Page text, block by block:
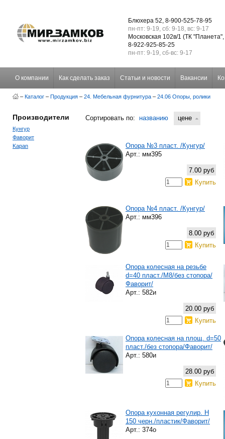
Блюхера 52, 8-900-525-78-95
пн-пт: 9-19, сб: 9-18, вс: 9-17
Московская 102в/1 (ТК
8-922-925-85-25
пн-пт: 9-19, сб-вс: 9-17
О компании Как сделать заказ Статьи и новости Вакансии
– Каталог – Продукция – 24. Мебельная фурнитура – 24.06 Опоры, ролики
Производители
Кунгур
Фаворит
Kapan
Сортировать по: названию цене
Опора №3 пласт. /Кунгур/
Арт.: мм395
7.00 руб
Купить
Опора №4 пласт. /Кунгур/
Арт.: мм396
8.00 руб
Купить
Опора колесная на резьбе
d=40 пласт./М8/без стопора/
Фаворит/
Арт.: 582и
20.00 руб
Купить
Опора колесная на площ. d=50
пласт./без стопора/Фаворит/
Арт.: 580и
28.00 руб
Купить
Опора кухонная регулир. H
150 черн./пластик/Фаворит/
Арт.: 374о